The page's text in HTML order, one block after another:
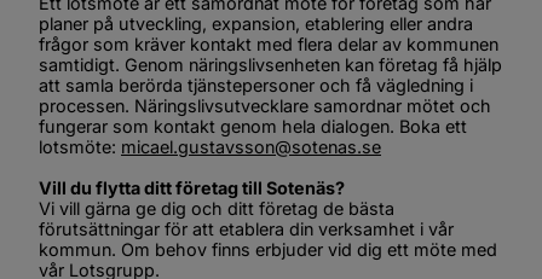
planer på utveckling, expansion, etablering eller andra
frågor som kräver kontakt med flera delar av kommunen
samtidigt. Genom näringslivsenheten kan företag få hjälp
att samla berörda tjänstepersoner och få vägledning i
processen. Näringslivsutvecklare samordnar mötet och
fungerar som kontakt genom hela dialogen. Boka ett
lotsmöte: micael.gustavsson@sotenas.se
Vill du flytta ditt företag till Sotenäs?
Vi vill gärna ge dig och ditt företag de bästa
förutsättningar för att etablera din verksamhet i vår
kommun. Om behov finns erbjuder vid dig ett möte med
vår Lotsgrupp.